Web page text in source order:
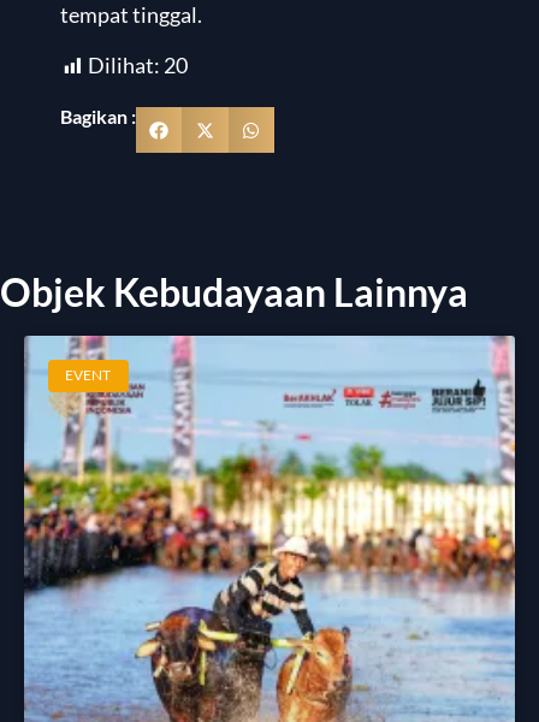
tempat tinggal.
Dilihat: 20
Bagikan :
Objek Kebudayaan Lainnya
EVENT